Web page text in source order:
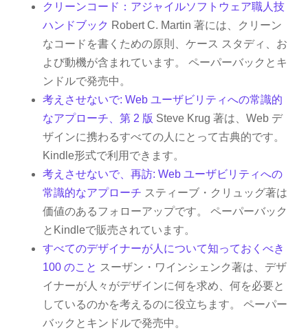
クリーンコード：アジャイルソフトウェア職人技
ハンドブック Robert C. Martin 著には、クリーン
なコードを書くための原則、ケース スタディ、お
よび動機が含まれています。 ペーパーバックとキ
ンドルで発売中。
考えさせないで: Web ユーザビリティへの常識的
なアプローチ、第 2 版 Steve Krug 著は、Web デ
ザインに携わるすべての人にとって古典的です。
Kindle形式で利用できます。
考えさせないで、再訪: Web ユーザビリティへの
常識的なアプローチ スティーブ・クリュッグ著は
価値のあるフォローアップです。 ペーパーバック
とKindleで販売されています。
すべてのデザイナーが人について知っておくべき
100 のこと スーザン・ワインシェンク著は、デザ
イナーが人々がデザインに何を求め、何を必要と
しているのかを考えるのに役立ちます。 ペーパー
バックとキンドルで発売中。